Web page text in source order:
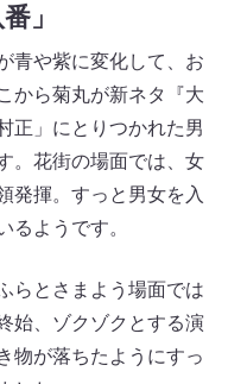
」
青や紫に変化して、お
から菊丸が新ネタ『大
正」にとりつかれた男
。花街の場面では、女
発揮。すっと男女を入
るようです。
らとさまよう場面では
始、ゾクゾクとする演
物が落ちたようにすっ